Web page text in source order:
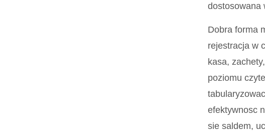
dostosowana
Dobra forma
rejestracja w
kasa,
poziomu
efektywnosc
sie saldem,